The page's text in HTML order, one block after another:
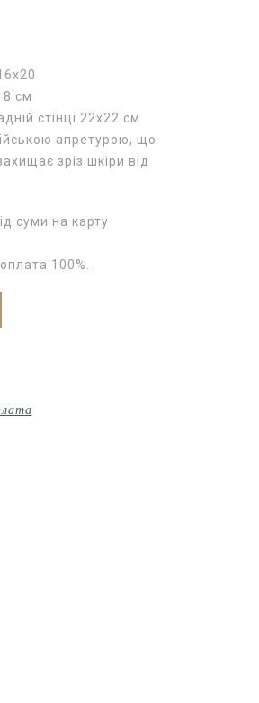
см
стінці 22х22 см
апретурою, що
зріз шкіри від
суми на карту
100%.